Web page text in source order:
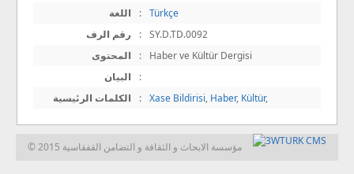
اللغة
: Türkçe
رقم الرف
: SY.D.TD.0092
المحتوى
:
Haber ve Kültür Dergisi
البيان
:
الكلمات الرئيسية
: Xase Bildirisi, Haber, Kültür,
© 2015 مؤسسة الابحاث و الثقافة و التضامن القفقاسية